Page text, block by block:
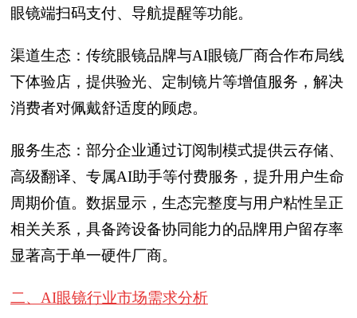
眼镜端扫码支付、导航提醒等功能。
渠道生态：传统眼镜品牌与AI眼镜厂商合作布局线
下体验店，提供验光、定制镜片等增值服务，解决
消费者对佩戴舒适度的顾虑。
服务生态：部分企业通过订阅制模式提供云存储、
高级翻译、专属AI助手等付费服务，提升用户生命
周期价值。数据显示，生态完整度与用户粘性呈正
相关关系，具备跨设备协同能力的品牌用户留存率
显著高于单一硬件厂商。
二、AI眼镜行业市场需求分析